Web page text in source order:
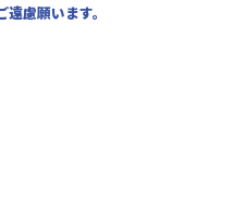
慮願います。